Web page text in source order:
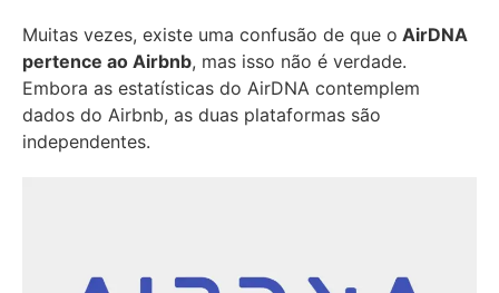
Muitas vezes, existe uma confusão de que o AirDNA
pertence ao Airbnb, mas isso não é verdade.
Embora as estatísticas do AirDNA contemplem
dados do Airbnb, as duas plataformas são
independentes.